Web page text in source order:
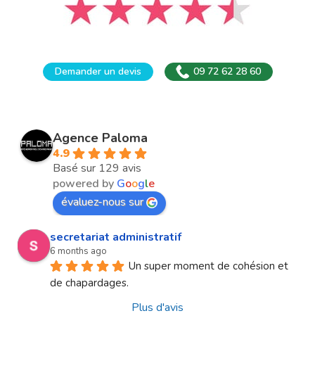
Demander un devis 09 72 62 28 60
Agence Paloma
4.9
Basé sur 129 avis
powered by Google
évaluez-nous sur
secretariat administratif
6 months ago
Un super moment de cohésion et
de chapardages.
Plus d'avis